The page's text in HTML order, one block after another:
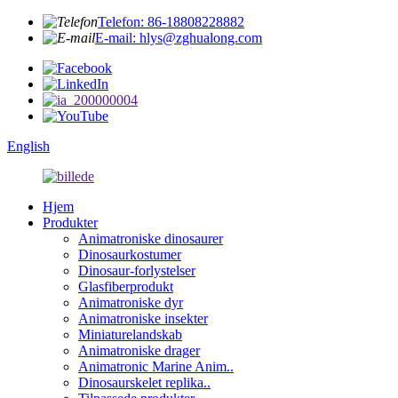
Telefon: 86-18808228882
E-mail: hlys@zghualong.com
English
Hjem
Produkter
Animatroniske dinosaurer
Dinosaurkostumer
Dinosaur-forlystelser
Glasfiberprodukt
Animatroniske dyr
Animatroniske insekter
Miniaturelandskab
Animatroniske drager
Animatronic Marine Anim..
Dinosaurskelet replika..